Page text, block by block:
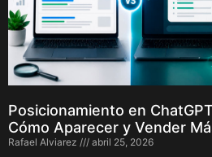
Posicionamiento en
Cómo Aparecer y Vender
Rafael Alviarez abril 25, 2026